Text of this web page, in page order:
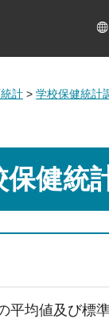
計 > 学校保健統計
健統
平均値及び標